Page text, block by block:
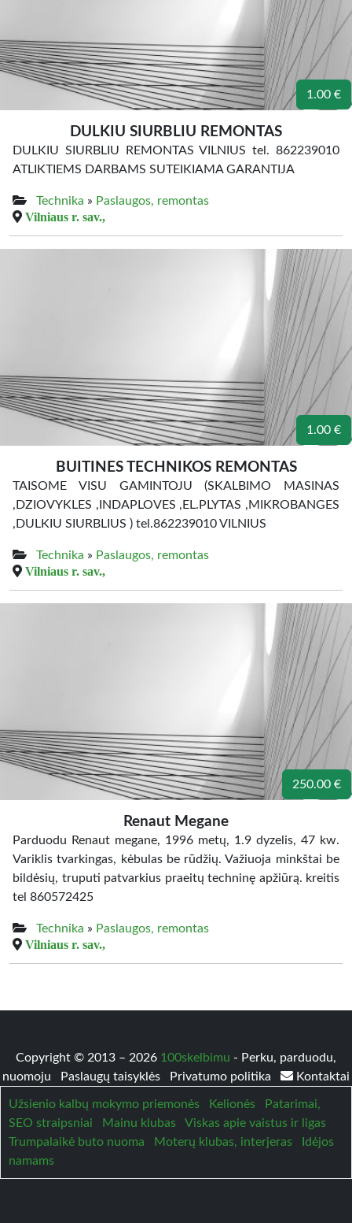
1.00 €
DULKIU SIURBLIU REMONTAS
DULKIU SIURBLIU REMONTAS VILNIUS tel. 862239010
ATLIKTIEMS DARBAMS SUTEIKIAMA GARANTIJA
Technika » Paslaugos, remontas
Vilniaus r. sav.,
1.00 €
BUITINES TECHNIKOS REMONTAS
TAISOME VISU GAMINTOJU (SKALBIMO MASINAS
,DZIOVYKLES ,INDAPLOVES ,EL.PLYTAS ,MIKROBANGES
,DULKIU SIURBLIUS ) tel.862239010 VILNIUS
Technika » Paslaugos, remontas
Vilniaus r. sav.,
250.00 €
Renaut Megane
Parduodu Renaut megane, 1996 metų, 1.9 dyzelis, 47 kw.
Variklis tvarkingas, kėbulas be rūdžių. Važiuoja minkštai be
bildėsių, truputi patvarkius praeitų techninę apžiūrą. kreitis
tel 860572425
Technika » Paslaugos, remontas
Vilniaus r. sav.,
Copyright © 2013 – 2026 100skelbimu - Perku, parduodu,
nuomoju
Paslaugų taisyklės Privatumo politika Kontaktai
Užsienio kalbų mokymo priemonės Kelionės
Patarimai,
SEO straipsniai
Mainu klubas
Viskas apie vaistus ir ligas
Trumpalaikė buto nuoma
Moterų klubas, interjeras
Idėjos
namams